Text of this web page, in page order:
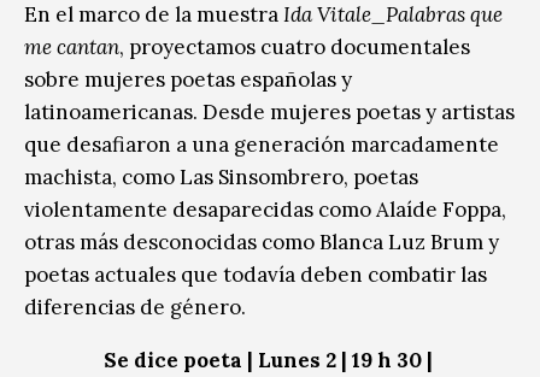
En el marco de la muestraIda Vitale_Palabras que
me cantan, proyectamos cuatro documentales
sobre mujeres poetas españolas y
latinoamericanas. Desde mujeres poetas y artistas
que desafiaron a una generación marcadamente
machista, como Las Sinsombrero, poetas
violentamente desaparecidas como Alaíde Foppa,
otras más desconocidas como Blanca Luz Brum y
poetas actuales que todavía deben combatir las
diferencias de género.
Se dice poeta | Lunes 2 | 19 h 30 |